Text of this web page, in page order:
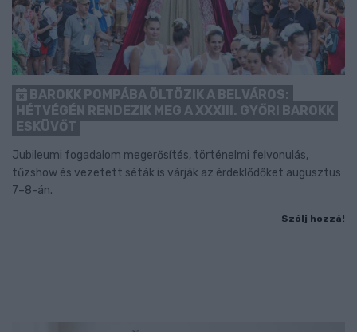
BAROKK POMPÁBA ÖLTÖZIK A BELVÁROS:
HÉTVÉGÉN RENDEZIK MEG A XXXIII. GYŐRI BAROKK
ESKÜVŐT
Jubileumi fogadalom megerősítés, történelmi felvonulás,
tűzshow és vezetett séták is várják az érdeklődőket augusztus
7–8-án.
Szólj hozzá!